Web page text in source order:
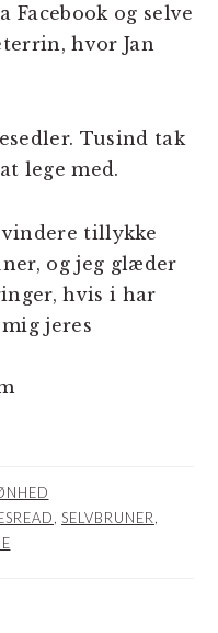
Facebook og selve
hvor Jan
Tusind tak
lege med.
vindere tillykke
og jeg glæder
hvis i har
jeres
SELVBRUNER